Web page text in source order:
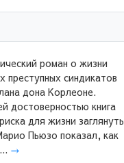
роман о жизни
преступных синдикатов
дона Корлеоне.
достоверностью книга
для жизни заглянуть
Пьюзо показал, как
→